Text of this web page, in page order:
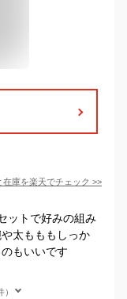
在庫を楽天でチェック >>
ットで好みの組み
太もももしっか
もいいです